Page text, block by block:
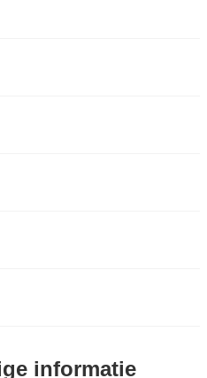
informatie